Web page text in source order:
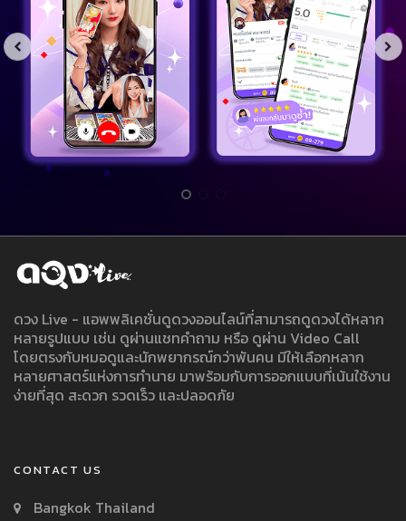
ดวง Live - แอพพลิเคชั่นดูดวงออนไลน์ที่สามารถดูดวงได้หลาก
หลายรูปแบบ เช่น ดูผ่านแชทคำถาม หรือ ดูผ่าน Video Call
โดยตรงกับหมอดูและนักพยากรณ์กว่าพันคน มีให้เลือกหลาก
หลายศาสตร์แห่งการทำนาย มาพร้อมกับการออกแบบที่เน้นใช้งาน
ง่ายที่สุด สะดวก รวดเร็ว และปลอดภัย
CONTACT US
Bangkok Thailand